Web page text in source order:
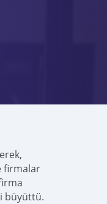
firmalar
büyüttü.